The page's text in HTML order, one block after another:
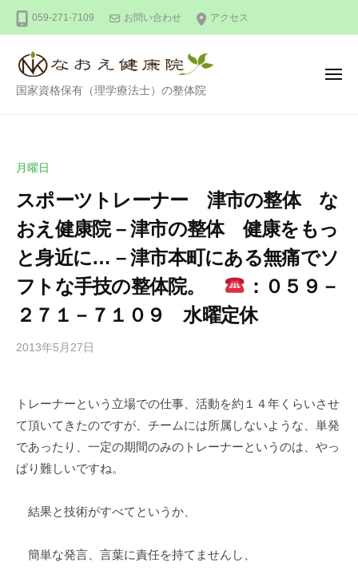
ン
059-271-7109 お問い合わせ アクセス
整
健
康
院
国家資格保有（理学療法士）の整体院
メ
月曜日
スポーツトレーナー 津市の整体 な
おえ健康院 – 津市の整体 健康をもっ
と身近に… – 津市本町にある無痛でソ
フトな手技の整体院。
：０５９－
２７１－７１０９ 水曜定休
2013年5月27日
e
s
k
@
i
の
コ
メ
ン
トレーナーという立場での仕事、活動を約１４年くらいさせ
て頂いてきたのですが、チームには所属しないような、単発
であったり、一定の期間のみのトレーナーというのは、やっ
ぱり難しいですね。
結果と技術がすべてというか、
簡単な発言、言葉に責任を持てませんし、
体
な
お
え
健